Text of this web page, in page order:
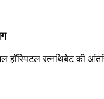
हॉस्पिटल रत्नथिबेट की